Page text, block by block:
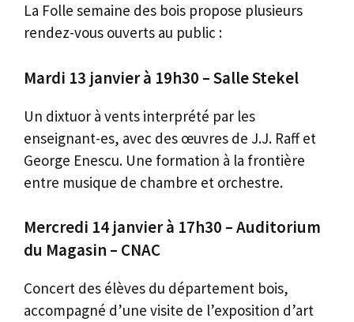
La Folle semaine des bois propose plusieurs
rendez-vous ouverts au public :
Mardi 13 janvier à 19h30 – Salle Stekel
Un dixtuor à vents interprété par les
enseignant-es, avec des œuvres de J.J. Raff et
George Enescu. Une formation à la frontière
entre musique de chambre et orchestre.
Mercredi 14 janvier à 17h30 – Auditorium
du Magasin – CNAC
Concert des élèves du département bois,
accompagné d’une visite de l’exposition d’art